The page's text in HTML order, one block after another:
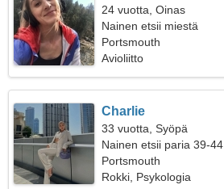
24 vuotta, Oinas
Nainen etsii miestä
Portsmouth
Avioliitto
Charlie
33 vuotta, Syöpä
Nainen etsii paria 39-44
Portsmouth
Rokki, Psykologia